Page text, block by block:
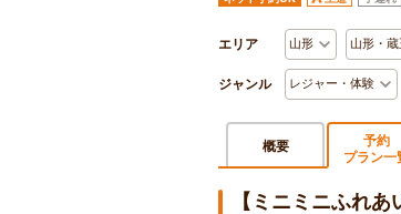
エリア 山形 山形・
ジャンル レジャー・体験
概要
予約
プラン一
【ミニミニふれ